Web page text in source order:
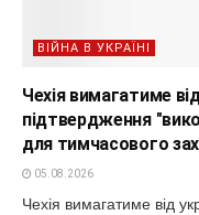
ВІЙНА В УКРАЇНІ
Чехія вимагатиме
підтвердження
для тимчасового
05.08.2026
Чехія вимагатиме від